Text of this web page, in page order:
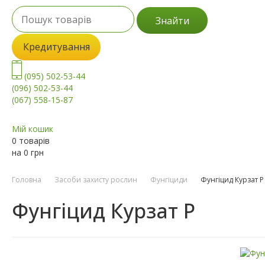
Знайти
Кредитування
(095) 502-53-44
(096) 502-53-44
(067) 558-15-87
Мій кошик
0 товарів
на 0 грн
Головна Засоби захисту рослин Фунгіциди Фунгіцид Курзат Р
Фунгіцид Курзат Р